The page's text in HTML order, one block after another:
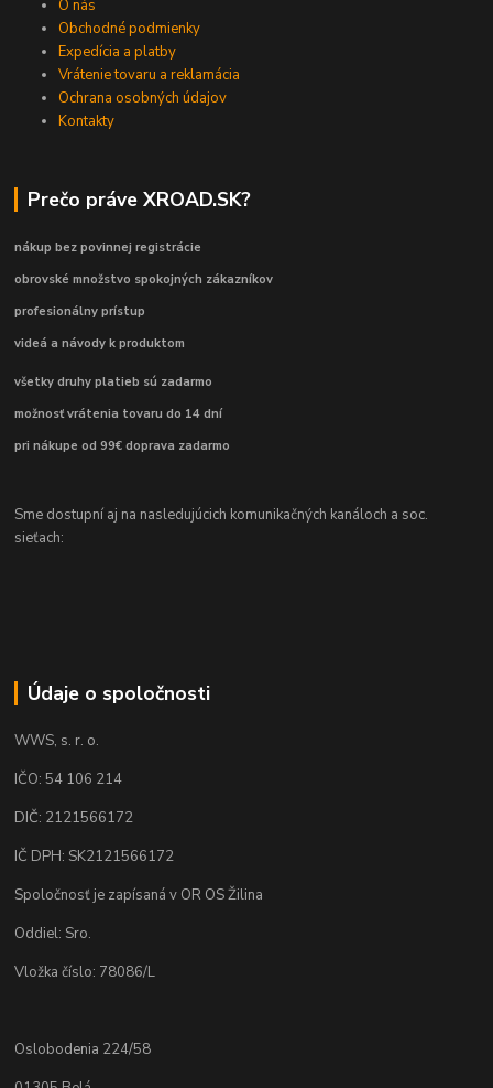
O nás
Obchodné podmienky
Expedícia a platby
Vrátenie tovaru a reklamácia
Ochrana osobných údajov
Kontakty
Prečo práve XROAD.SK?
nákup bez povinnej registrácie
obrovské množstvo spokojných zákazníkov
profesionálny prístup
videá a návody k produktom
všetky druhy platieb sú zadarmo
možnosť vrátenia tovaru do 14 dní
pri nákupe od 99€ doprava zadarmo
Sme dostupní aj na nasledujúcich komunikačných kanáloch a soc.
sieťach:
Údaje o spoločnosti
WWS, s. r. o.
IČO: 54 106 214
DIČ: 2121566172
IČ DPH: SK2121566172
Spoločnosť je zapísaná v OR OS Žilina
Oddiel: Sro.
Vložka číslo: 78086/L
Oslobodenia 224/58